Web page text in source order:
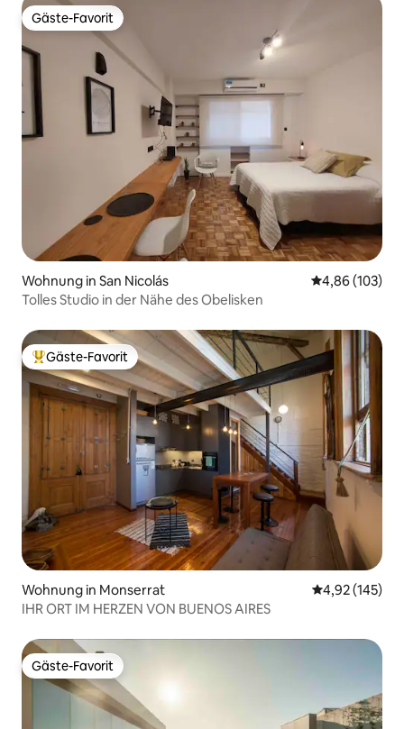
Gäste-Favorit
Gäste-Favorit
Wohnung in San Nicolás
4,86 (103)
Tolles Studio in der Nähe des Obelisken
Beliebter Gäste-Favorit.
Gäste-Favorit
Wohnung in Monserrat
4,92 (145)
IHR ORT IM HERZEN VON BUENOS AIRES
Gäste-Favorit
Gäste-Favorit